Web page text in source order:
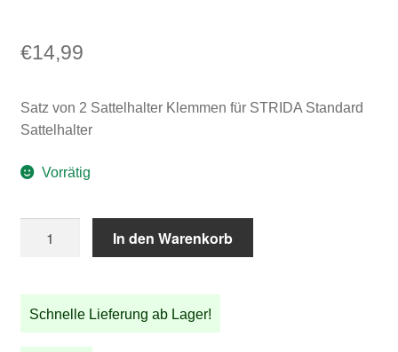
€14,99
Satz von 2 Sattelhalter Klemmen für STRIDA Standard
Sattelhalter
Vorrätig
Sattelhalter
Klemmen
In den Warenkorb
Schnelle Lieferung ab Lager!